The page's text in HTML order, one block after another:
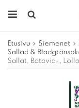
Etusivu Siemenet
Sallad &
Sallat, Batavia-,